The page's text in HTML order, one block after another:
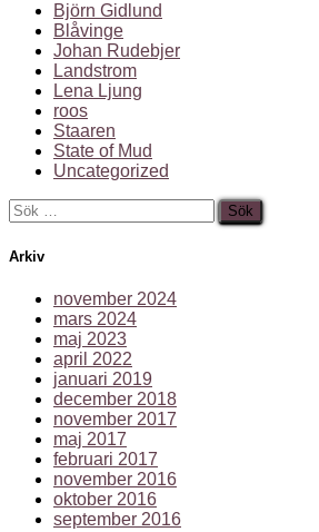
Björn Gidlund
Blåvinge
Johan Rudebjer
Landstrom
Lena Ljung
roos
Staaren
State of Mud
Uncategorized
Sök
efter:
Arkiv
november 2024
mars 2024
maj 2023
april 2022
januari 2019
december 2018
november 2017
maj 2017
februari 2017
november 2016
oktober 2016
september 2016